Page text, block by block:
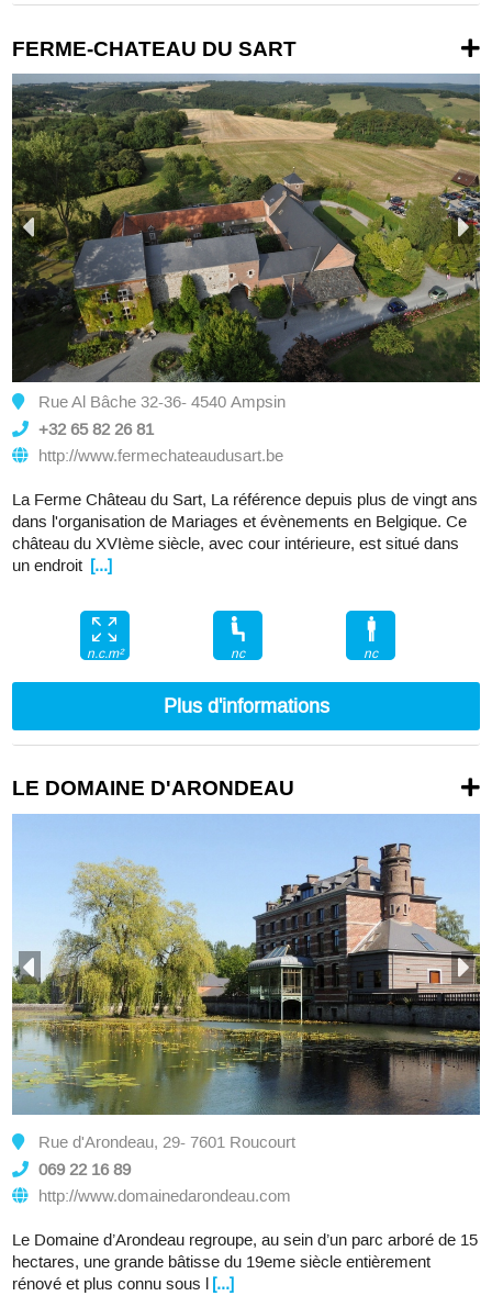
FERME-CHATEAU DU SART
Rue Al Bâche 32-36- 4540 Ampsin
+32 65 82 26 81
http://www.fermechateaudusart.be
La Ferme Château du Sart, La référence depuis plus de vingt ans
dans l'organisation de Mariages et évènements en Belgique. Ce
château du XVIème siècle, avec cour intérieure, est situé dans
un endroit [...]
n.c.m² nc nc
Plus d'informations
LE DOMAINE D'ARONDEAU
Rue d'Arondeau, 29- 7601 Roucourt
069 22 16 89
http://www.domainedarondeau.com
Le Domaine d’Arondeau regroupe, au sein d’un parc arboré de 15
hectares, une grande bâtisse du 19eme siècle entièrement
rénové et plus connu sous l [...]